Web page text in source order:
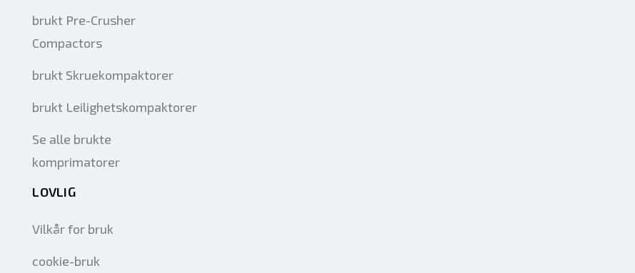
brukt Pre-Crusher
Compactors
brukt Skruekompaktorer
brukt Leilighetskompaktorer
Se alle brukte
komprimatorer
LOVLIG
Vilkår for bruk
cookie-bruk